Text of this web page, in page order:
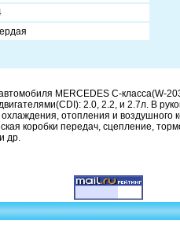
MERCEDES С-класса(W-
2.0, 2.2, и 2.7л. В
отопления и воздушного
коробки передач, сцепление,
др.